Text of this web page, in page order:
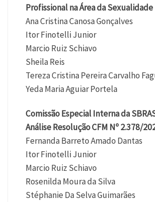
Profissional na Área da Sexualidade
Ana Cristina Canosa Gonçalves
Itor Finotelli Junior
Marcio Ruiz Schiavo
Sheila Reis
Tereza Cristina Pereira Carvalho
Yeda Maria Aguiar Portela
Comissão Especial Interna da
Análise Resolução CFM Nº 2.378/
Fernanda Barreto Amado Dantas
Itor Finotelli Junior
Marcio Ruiz Schiavo
Rosenilda Moura da Silva
Stéphanie Da Selva Guimarães